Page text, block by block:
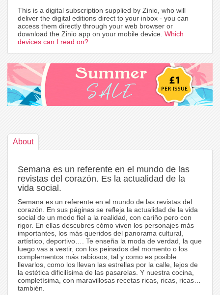
This is a digital subscription supplied by Zinio, who will
deliver the digital editions direct to your inbox - you can
access them directly through your web browser or
download the Zinio app on your mobile device. Which
devices can I read on?
About
Semana es un referente en el mundo de las
revistas del corazón. Es la actualidad de la
vida social.
Semana es un referente en el mundo de las revistas del
corazón. En sus páginas se refleja la actualidad de la vida
social de un modo fiel a la realidad, con cariño pero con
rigor. En ellas descubres cómo viven los personajes más
importantes, los más queridos del panorama cultural,
artístico, deportivo…. Te enseña la moda de verdad, la que
luego vas a vestir, con los peinados del momento o los
complementos más rabiosos, tal y como es posible
llevarlos, como los llevan las estrellas por la calle, lejos de
la estética dificilísima de las pasarelas. Y nuestra cocina,
completísima, con maravillosas recetas ricas, ricas, ricas…
también.